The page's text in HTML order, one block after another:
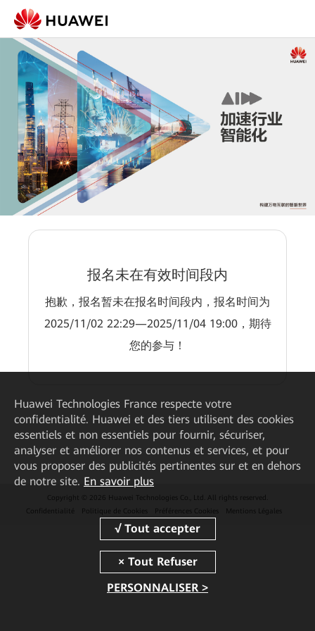
报名未在有效时间段内
抱歉，报名暂未在报名时间段内，报名时间为
2025/11/02 22:29—2025/11/04 19:00，期待
您的参与！
Copyright © 2026 Huawei Technologies Co., Ltd. All rights reserved.
Confidentialité
Politique de Cookies Préférences Cookies Mentions Légales
Huawei Technologies France respecte votre
confidentialité. Huawei et des tiers utilisent des cookies
essentiels et non essentiels pour fournir, sécuriser,
analyser et améliorer nos contenus et services, et pour
vous proposer des publicités pertinentes sur et en dehors
de notre site. En savoir plus
PERSONNALISER >